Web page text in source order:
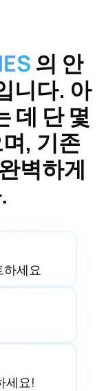
의 안
니다. 아
데 단 몇
, 기존
벽하게
세요
세요!